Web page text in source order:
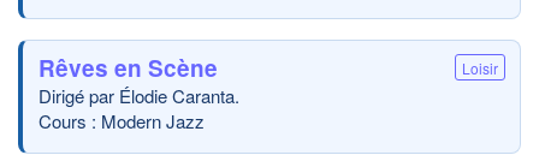
Rêves en Scène Loisir
Dirigé par Élodie Caranta.
Cours : Modern Jazz